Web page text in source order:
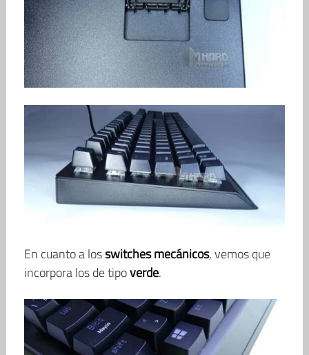
En cuanto a losswitches mecánicos, vemos que
incorpora los de tipoverde.